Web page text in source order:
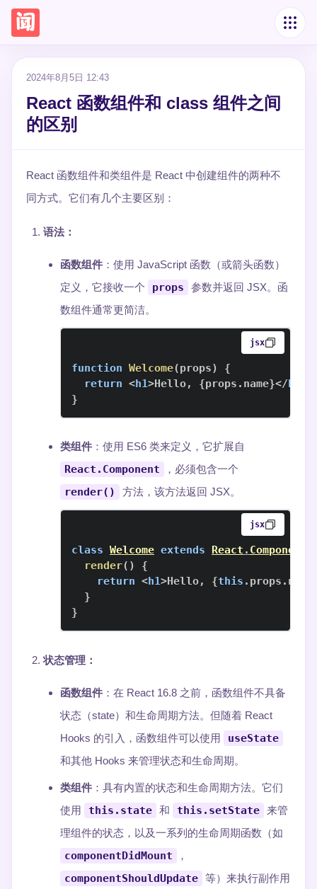
2024年8月5日 12:43
React 函数组件和 class 组件之间
的区别
React 函数组件和类组件是 React 中创建组件的两种不
同方式。它们有几个主要区别：
语法 ：
函数组件 ：使用 JavaScript 函数（或箭头函数）
定义，它接收一个
props
参数并返回 JSX。函
数组件通常更简洁。
jsx
function Welcome(props)
{
return <h1>Hello, {props . name}</h1
}
类组件 ：使用 ES6 类来定义，它扩展自
React.Component ，必须包含一个
render() 方法，该方法返回 JSX。
jsx
class Welcome extends React . Component
render( )
{
return <h1>Hello, {this . props . name
}
}
状态管理 ：
函数组件 ：在 React 16.8 之前，函数组件不具备
状态（state）和生命周期方法。但随着 React
Hooks 的引入，函数组件可以使用
useState
和其他 Hooks 来管理状态和生命周期。
类组件 ：具有内置的状态和生命周期方法。它们
使用
this.state 和 this.setState 来管
理组件的状态，以及一系列的生命周期函数（如
componentDidMount ，
componentShouldUpdate 等）来执行副作用